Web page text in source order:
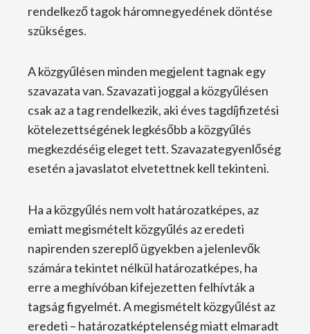
rendelkező tagok háromnegyedének döntése
szükséges.
A közgyűlésen minden megjelent tagnak egy
szavazata van. Szavazati joggal a közgyűlésen
csak az a tag rendelkezik, aki éves tagdíjfizetési
kötelezettségének legkésőbb a közgyűlés
megkezdéséig eleget tett. Szavazategyenlőség
esetén a javaslatot elvetettnek kell tekinteni.
Ha a közgyűlés nem volt határozatképes, az
emiatt megismételt közgyűlés az eredeti
napirenden szereplő ügyekben a jelenlevők
számára tekintet nélkül határozatképes, ha
erre a meghívóban kifejezetten felhívták a
tagság figyelmét. A megismételt közgyűlést az
eredeti – határozatképtelenség miatt elmaradt